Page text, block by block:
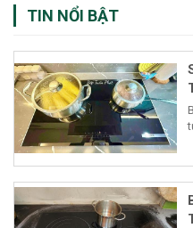
TIN NỔI BẬT